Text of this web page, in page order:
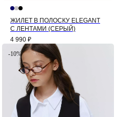
ЖИЛЕТ В ПОЛОСКУ ELEGANT
С ЛЕНТАМИ (СЕРЫЙ)
4 990 ₽
-10%